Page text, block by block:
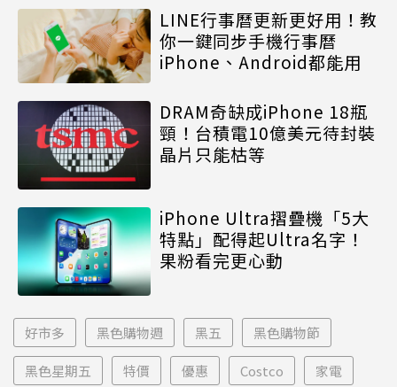
LINE行事曆更新更好用！教
你一鍵同步手機行事曆
iPhone、Android都能用
DRAM奇缺成iPhone 18瓶
頸！台積電10億美元待封裝
晶片只能枯等
iPhone Ultra摺疊機「5大
特點」配得起Ultra名字！
果粉看完更心動
好市多 黑色購物週 黑五 黑色購物節
黑色星期五 特價 優惠 Costco 家電